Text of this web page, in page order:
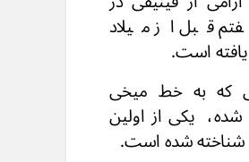
قبل از میلاد
است.
که به خط میخی
یکی از اولین
شده است.